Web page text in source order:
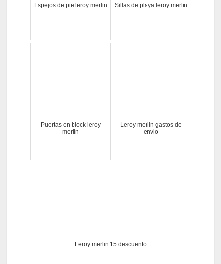
Espejos de pie leroy merlin Sillas de playa leroy merlin
Puertas en block leroy
merlin
Leroy merlin gastos de
envio
Leroy merlin 15 descuento